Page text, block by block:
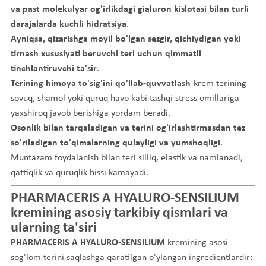
va past molekulyar og'irlikdagi gialuron kislotasi bilan turli
darajalarda kuchli hidratsiya.
Ayniqsa, qizarishga moyil bo'lgan sezgir, qichiydigan yoki
tirnash xususiyati beruvchi teri uchun qimmatli
tinchlantiruvchi ta'sir.
Terining himoya to'sig'ini qo'llab-quvvatlash-krem terining
sovuq, shamol yoki quruq havo kabi tashqi stress omillariga
yaxshiroq javob berishiga yordam beradi.
Osonlik bilan tarqaladigan va terini og'irlashtirmasdan tez
so'riladigan to'qimalarning qulayligi va yumshoqligi.
Muntazam foydalanish bilan teri silliq, elastik va namlanadi,
qattiqlik va quruqlik hissi kamayadi.
PHARMACERIS A HYALURO-SENSILIUM
kremining asosiy tarkibiy qismlari va
ularning ta'siri
PHARMACERIS A HYALURO-SENSILIUM kremining asosi
sog'lom terini saqlashga qaratilgan o'ylangan ingredientlardir: